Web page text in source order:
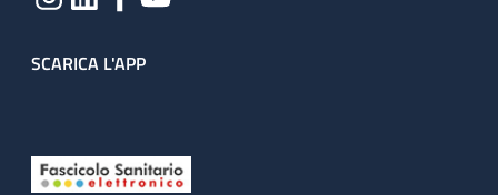
SCARICA L'APP